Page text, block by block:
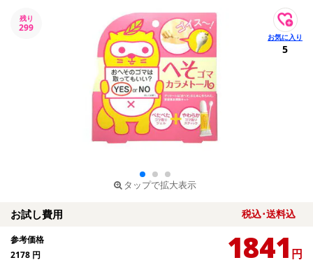
残り
299
タップで拡大表示
5
お試し費用 税込･送料込
参考価格
2178 円 1841 円